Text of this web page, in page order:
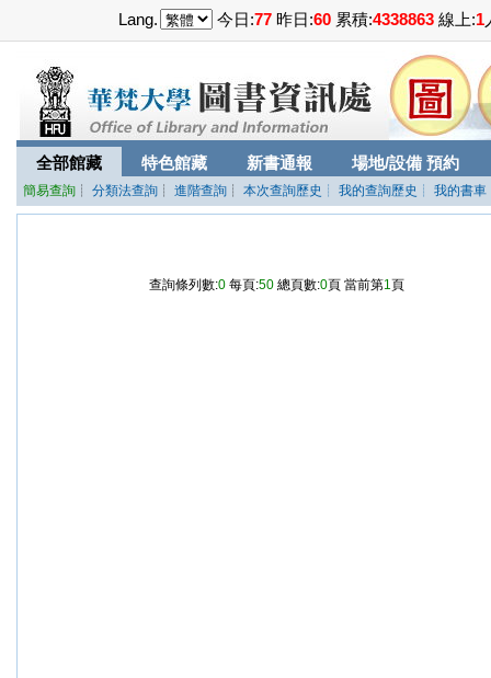
Lang. 今日:77 昨日:60 累積:4338863 線上:1
全部館藏 特色館藏 新書通報 場地/設備 預約
簡易查詢 ┊ 分類法查詢 ┊ 進階查詢 ┊ 本次查詢歷史 ┊ 我的查詢歷史 ┊ 我的書車
查詢條列數:0 每頁:50 總頁數:0頁 當前第1頁